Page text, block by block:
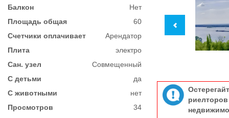
Балкон
Нет
Площадь общая
60
Счетчики оплачивает
Арендатор
Плита
электро
Сан. узел
Совмещенный
С детьми
да
С животными
нет
Просмотров
34